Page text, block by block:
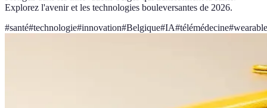
Explorez l'avenir et les technologies bouleversantes de 2026.
#santé#technologie#innovation#Belgique#IA#télémédecine#wearable